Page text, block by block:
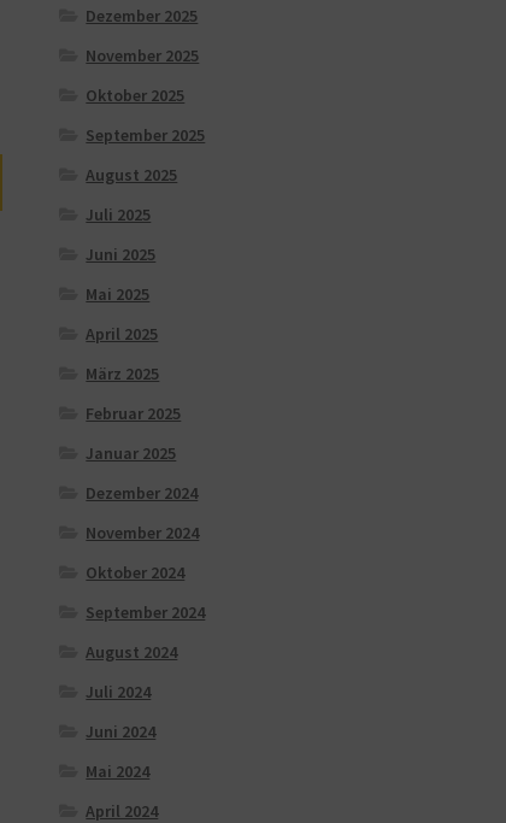
Dezember 2025
November 2025
Oktober 2025
September 2025
August 2025
Juli 2025
Juni 2025
Mai 2025
April 2025
März 2025
Februar 2025
Januar 2025
Dezember 2024
November 2024
Oktober 2024
September 2024
August 2024
Juli 2024
Juni 2024
Mai 2024
April 2024